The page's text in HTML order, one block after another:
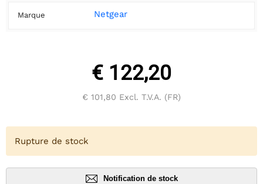
Marque Netgear
€ 122,20
€ 101,80 Excl. T.V.A. (FR)
Rupture de stock
Notification de stock